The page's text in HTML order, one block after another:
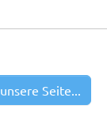
Seite...